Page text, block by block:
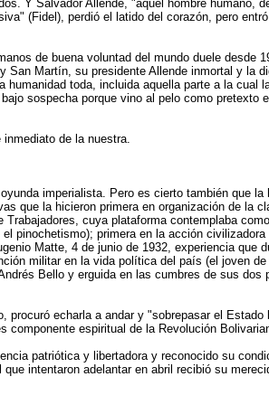
Y Salvador Allende, "aquel hombre humano,
(Fidel), perdió el latido del corazón, pero
de buena voluntad del mundo duele desde
Martín, su presidente Allende inmortal y la
toda, incluida aquella parte a la cual
sospecha porque vino al pelo como pretexto
de la nuestra.
imperialista. Pero es cierto también que la
que la hicieron primera en organización de la
cuya plataforma contemplaba
pinochetismo); primera en la acción
Matte, 4 de junio de 1932, experiencia que
militar en la vida política del país (el joven
Bello y erguida en las cumbres de sus dos
echarla a andar y "sobrepasar el
componente espiritual de la Revolución
patriótica y libertadora y reconocido su
intentaron adelantar en abril recibió su